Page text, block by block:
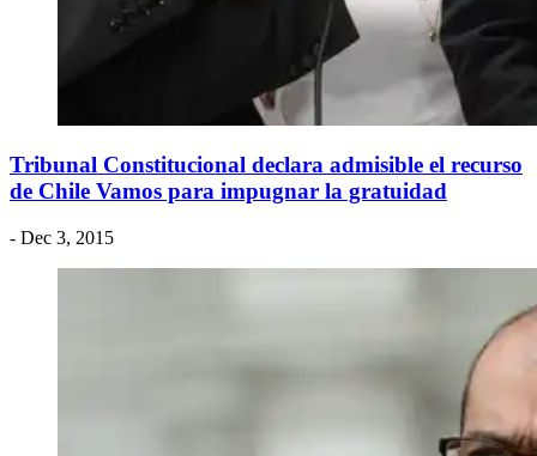
Tribunal Constitucional declara admisible el recurso
de Chile Vamos para impugnar la gratuidad
- Dec 3, 2015